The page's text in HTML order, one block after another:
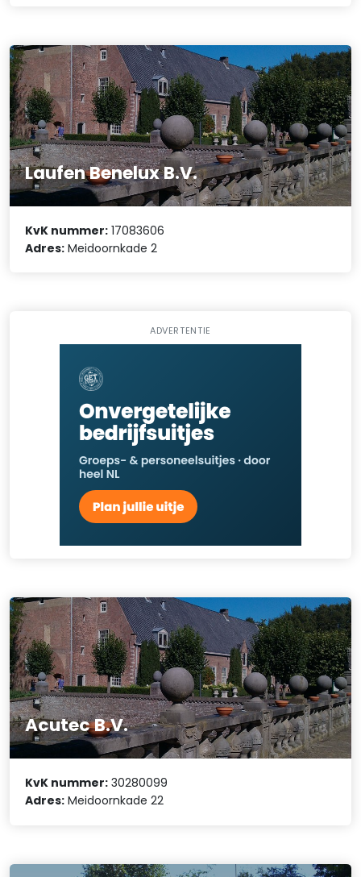
Laufen Benelux B.V.
KvK nummer: 17083606
Adres: Meidoornkade 2
ADVERTENTIE
Acutec B.V.
KvK nummer: 30280099
Adres: Meidoornkade 22